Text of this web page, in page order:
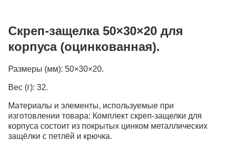
Скреп-защелка 50×30×20 для
корпуса (оцинкованная).
Размеры (мм): 50×30×20.
Вес (г): 32.
Материалы и элементы, используемые при
изготовлении товара: Комплект скреп-защелки для
корпуса состоит из покрытых цинком металлических
защёлки с петлёй и крючка.